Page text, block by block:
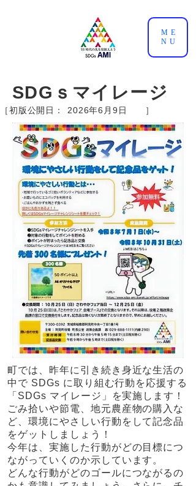
ME
NU
SDGｓマイレージ
2026年6月9日
［初版公開日： ］
町では、昨年に引き続き身近な生活の
中で SDGs に取り組む行動を応援する
「SDGs マイレージ」を実施します！
ごみ拾いや節電、地元農産物の購入な
ど、環境にやさしい行動をして記念品
をゲットしましょう！
今年は、実施した行動がどの目標につ
ながっていくのか示しています。
どんな行動がどのゴールにつながるの